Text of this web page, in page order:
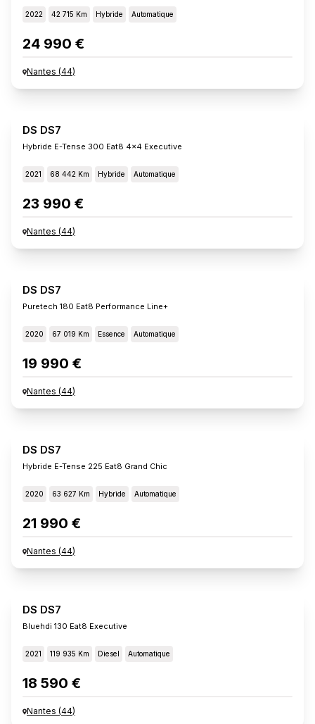
2022 42 715 Km Hybride Automatique
24 990 €
Nantes (44)
DS DS7
Hybride E-Tense 300 Eat8 4x4 Executive
2021 68 442 Km Hybride Automatique
23 990 €
Nantes (44)
DS DS7
Puretech 180 Eat8 Performance Line+
2020 67 019 Km Essence Automatique
19 990 €
Nantes (44)
DS DS7
Hybride E-Tense 225 Eat8 Grand Chic
2020 63 627 Km Hybride Automatique
21 990 €
Nantes (44)
DS DS7
Bluehdi 130 Eat8 Executive
2021 119 935 Km Diesel Automatique
18 590 €
Nantes (44)